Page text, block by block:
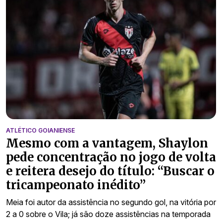
ATLÉTICO GOIANIENSE
Mesmo com a vantagem, Shaylon
pede concentração no jogo de volta
e reitera desejo do título: “Buscar o
tricampeonato inédito”
Meia foi autor da assistência no segundo gol, na vitória por
2 a 0 sobre o Vila; já são doze assistências na temporada